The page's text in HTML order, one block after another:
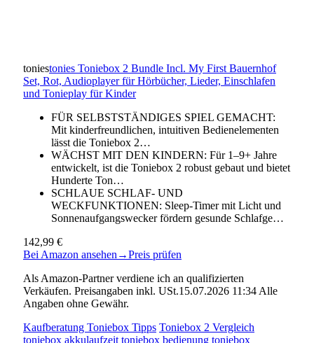
toniestonies Toniebox 2 Bundle Incl. My First Bauernhof
Set, Rot, Audioplayer für Hörbücher, Lieder, Einschlafen
und Tonieplay für Kinder
FÜR SELBSTSTÄNDIGES SPIEL GEMACHT:
Mit kinderfreundlichen, intuitiven Bedienelementen
lässt die Toniebox 2…
WÄCHST MIT DEN KINDERN: Für 1–9+ Jahre
entwickelt, ist die Toniebox 2 robust gebaut und bietet
Hunderte Ton…
SCHLAUE SCHLAF- UND
WECKFUNKTIONEN: Sleep-Timer mit Licht und
Sonnenaufgangswecker fördern gesunde Schlafge…
142,99 €
Bei Amazon ansehen →Preis prüfen
Als Amazon-Partner verdiene ich an qualifizierten
Verkäufen. Preisangaben inkl. USt.15.07.2026 11:34 Alle
Angaben ohne Gewähr.
Kaufberatung Toniebox Tipps Toniebox 2 Vergleich
toniebox akkulaufzeit toniebox bedienung toniebox